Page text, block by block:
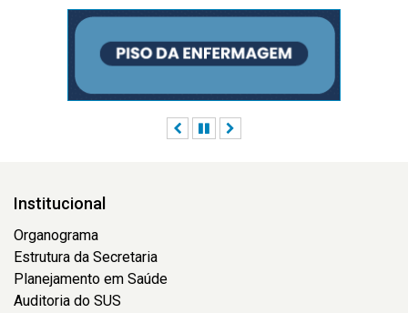
AnteriorPausar
Institucional
Organograma
Estrutura da Secretaria
Planejamento em Saúde
Auditoria do SUS